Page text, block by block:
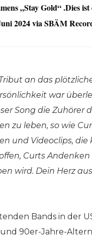
„Stay Gold“ .Dies
2024 via SBÄM
an das
war
Song die Zuhörer
zu leben, so wie
und Videoclips, die
Curts
wird. Dein Herz
Bands in der
90er-Jahre-